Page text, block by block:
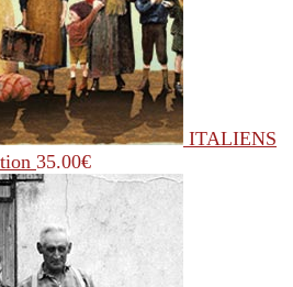
ITALIENS
35.00€